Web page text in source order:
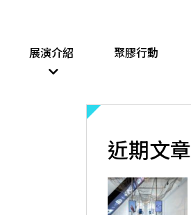
展演介紹 聚膠行動
近期文章